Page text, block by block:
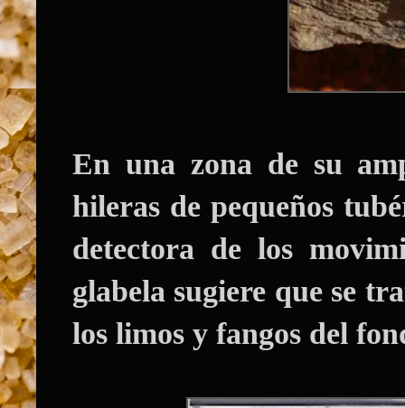
En una zona de su
hileras de pequeños
detectora de los
glabela sugiere que se
los limos y fangos del